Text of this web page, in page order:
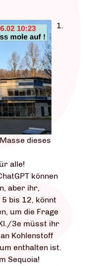
1.
dieses
alle!
können
aber ihr,
bis 12, könnt
um die Frage
3e müsst ihr
Kohlenstoff
enthalten ist.
Sequoia!